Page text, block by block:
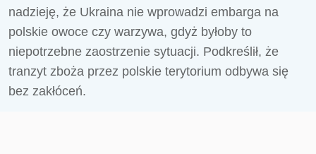
nadzieję, że Ukraina nie wprowadzi embarga na
polskie owoce czy warzywa, gdyż byłoby to
niepotrzebne zaostrzenie sytuacji. Podkreślił, że
tranzyt zboża przez polskie terytorium odbywa się
bez zakłóceń.